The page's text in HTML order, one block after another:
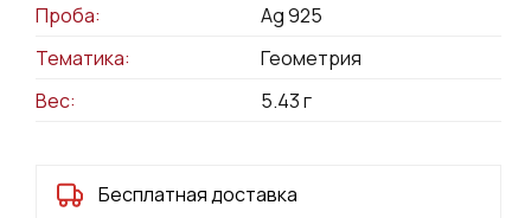
Проба:
Ag 925
Тематика:
Геометрия
Вес:
5.43г
Бесплатная доставка